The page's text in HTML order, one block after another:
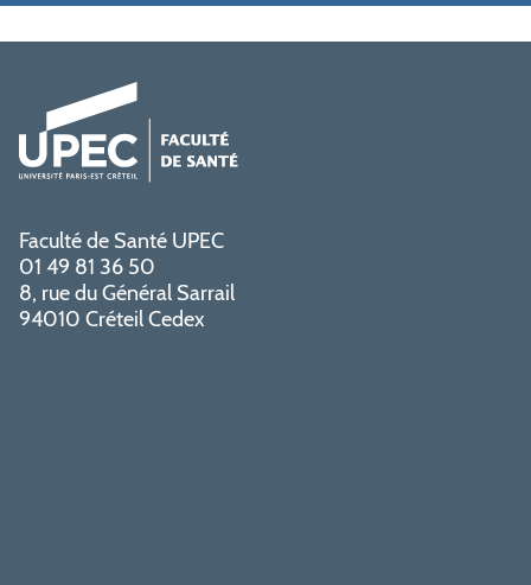
Faculté de Santé UPEC
01 49 81 36 50
8, rue du Général Sarrail
94010 Créteil Cedex